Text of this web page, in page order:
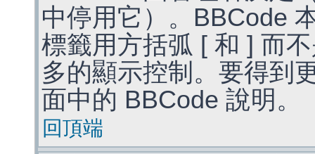
中停用它）。BBCode
標籤用方括弧 [ 和 ] 而
多的顯示控制。要得到
面中的 BBCode 說明。
回頂端